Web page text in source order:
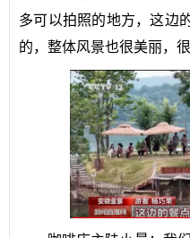
多可以拍照的地方，这边
的，整体风景也很美丽，很